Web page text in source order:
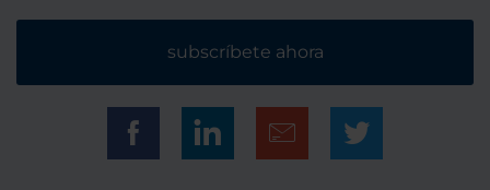
subscríbete ahora